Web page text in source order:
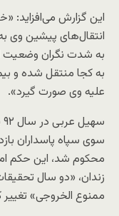
این گزارش می‌افزاید:
انتقال‌های پیشین وی
به شدت نگران
به کجا منتقل شده و
علیه وی صورت گیرد».
سوی سپاه پاسداران
محکوم شد، این حکم
زندان، «دو سال
ممنوع‌ الخروجی» تغییر